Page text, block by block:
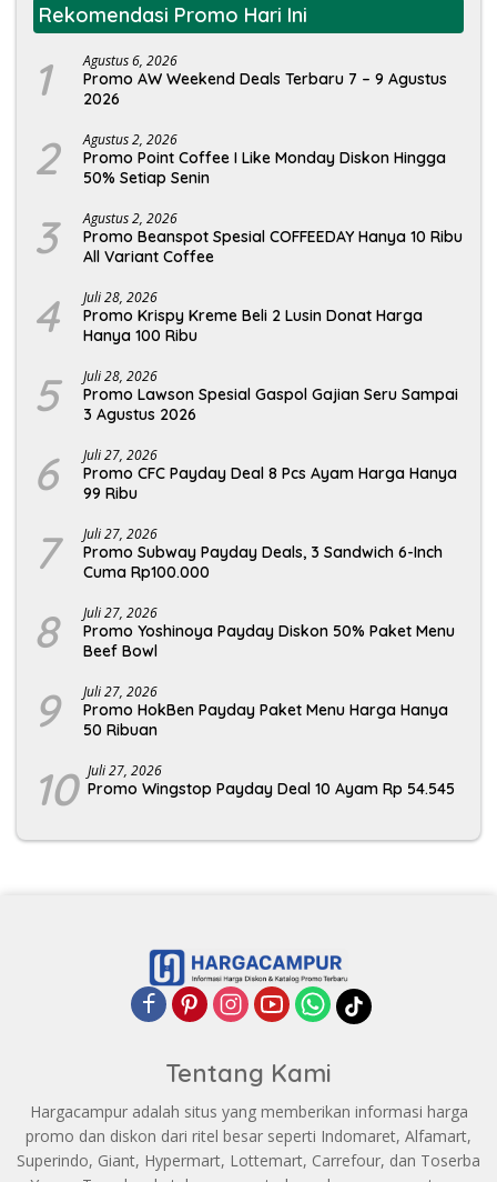
Rekomendasi Promo Hari Ini
1 Agustus 6, 2026
Promo AW Weekend Deals Terbaru 7 – 9 Agustus
2026
2 Agustus 2, 2026
Promo Point Coffee I Like Monday Diskon Hingga
50% Setiap Senin
3 Agustus 2, 2026
Promo Beanspot Spesial COFFEEDAY Hanya 10 Ribu
All Variant Coffee
4 Juli 28, 2026
Promo Krispy Kreme Beli 2 Lusin Donat Harga
Hanya 100 Ribu
5 Juli 28, 2026
Promo Lawson Spesial Gaspol Gajian Seru Sampai
3 Agustus 2026
6 Juli 27, 2026
Promo CFC Payday Deal 8 Pcs Ayam Harga Hanya
99 Ribu
7 Juli 27, 2026
Promo Subway Payday Deals, 3 Sandwich 6-Inch
Cuma Rp100.000
8 Juli 27, 2026
Promo Yoshinoya Payday Diskon 50% Paket Menu
Beef Bowl
9 Juli 27, 2026
Promo HokBen Payday Paket Menu Harga Hanya
50 Ribuan
10 Juli 27, 2026
Promo Wingstop Payday Deal 10 Ayam Rp 54.545
Tentang Kami
Hargacampur adalah situs yang memberikan informasi harga
promo dan diskon dari ritel besar seperti Indomaret, Alfamart,
Superindo, Giant, Hypermart, Lottemart, Carrefour, dan Toserba